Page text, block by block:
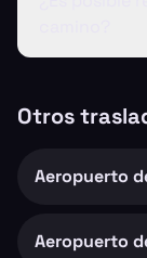
Otros
Aeropuerto
Aeropuerto